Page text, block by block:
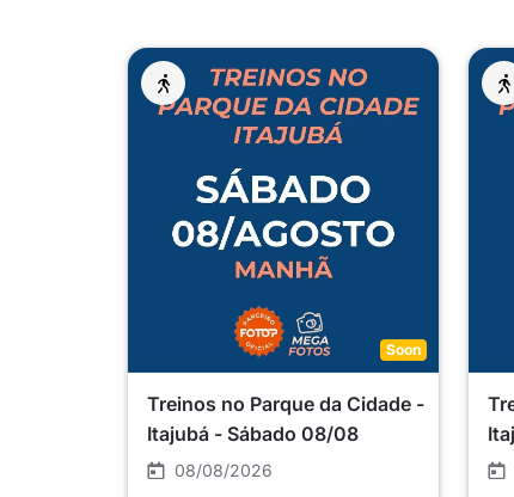
Soon
Treinos no Parque da Cidade -
Itajubá - Sábado 08/08
08/08/2026